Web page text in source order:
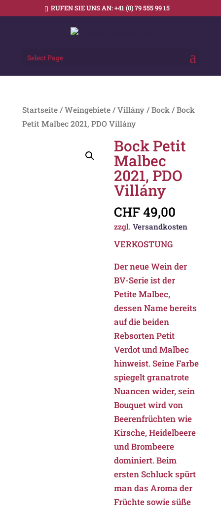
RUFEN SIE UNS AN:+41 (0) 79 555 99 15
Select Page
Startseite/ Weingebiete/ Villány/ Bock/ Bock
Petit Malbec 2021, PDO Villány
Bock Petit
Malbec
2021, PDO
Villány
CHF49,00
zzgl.Versandkosten
VERKOSTUNG
Der neue Wein der
BV-Serie ist der
Petite Malbec,
dessen Name bereits
auf die beiden
Rebsorten Petit
Verdot und Malbec
hinweist. Seine Farbe
spiegelt granatrote
Nuancen wider, sein
Bouquet wird von
Beerenfrüchten wie
Kirsche, Heidelbeere
und Brombeere
dominiert. Beim
ersten Schluck spürt
man das Aroma der
Früchte sowie süße